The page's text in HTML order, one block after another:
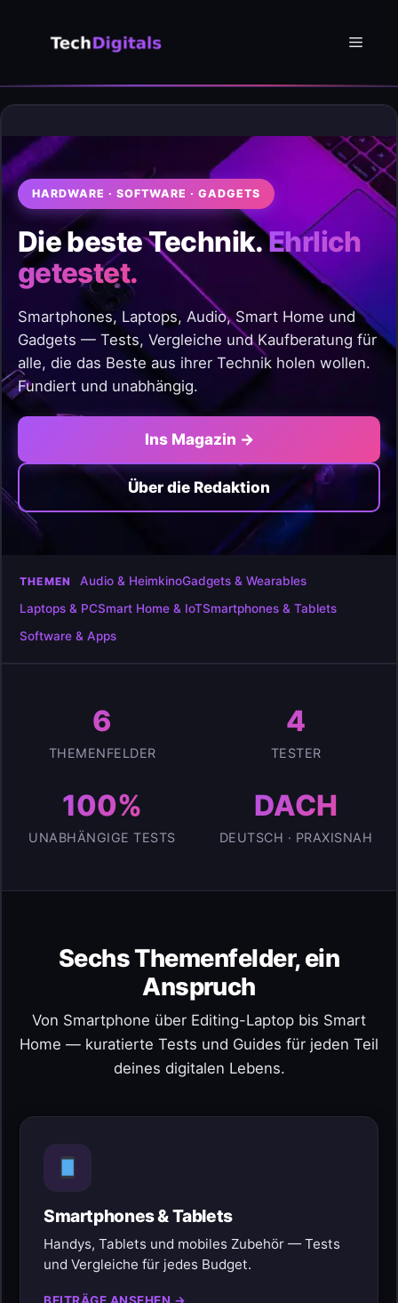
Menü
HARDWARE · SOFTWARE · GADGETS
Die beste Technik.Ehrlich
getestet.
Smartphones, Laptops, Audio, Smart Home und
Gadgets — Tests, Vergleiche und Kaufberatung für
alle, die das Beste aus ihrer Technik holen wollen.
Fundiert und unabhängig.
Ins Magazin →
Über die Redaktion
THEMEN Audio & HeimkinoGadgets & Wearables
Laptops & PCSmart Home & IoTSmartphones & Tablets
Software & Apps
6
THEMENFELDER
4
TESTER
100%
UNABHÄNGIGE TESTS
DACH
DEUTSCH · PRAXISNAH
Sechs Themenfelder, ein
Anspruch
Von Smartphone über Editing-Laptop bis Smart
Home — kuratierte Tests und Guides für jeden Teil
deines digitalen Lebens.
Smartphones & Tablets
Handys, Tablets und mobiles Zubehör — Tests
und Vergleiche für jedes Budget.
BEITRÄGE ANSEHEN →